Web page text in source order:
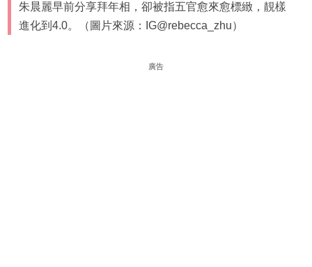
朱晨麗早前分享拜年相，卻被指五官愈來愈標緻，靚樣
進化到4.0。（圖片來源：IG@rebecca_zhu）
廣告